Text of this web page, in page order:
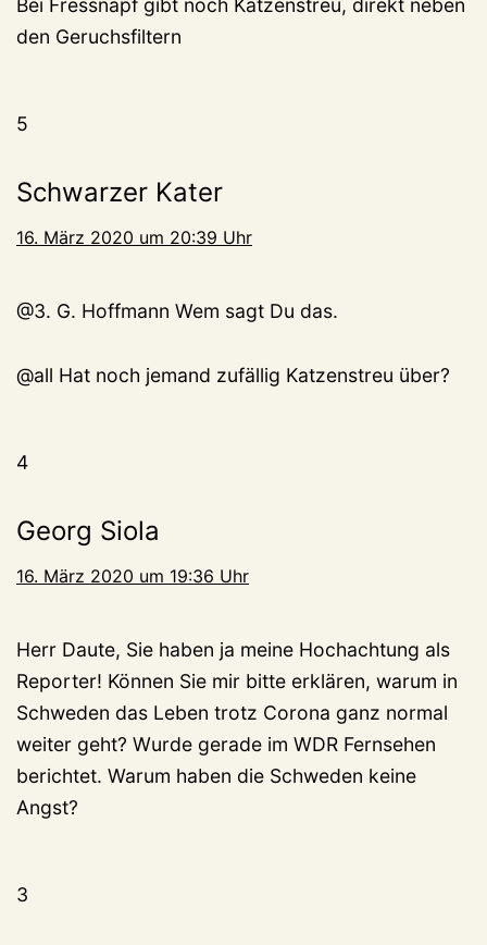
den Geruchsfiltern
5
Schwarzer Kater
16. März 2020 um 20:39 Uhr
@3. G. Hoffmann Wem sagt Du das.
@all Hat noch jemand zufällig Katzenstreu über?
4
Georg Siola
16. März 2020 um 19:36 Uhr
Herr Daute, Sie haben ja meine Hochachtung als
Reporter! Können Sie mir bitte erklären, warum in
Schweden das Leben trotz Corona ganz normal
weiter geht? Wurde gerade im WDR Fernsehen
berichtet. Warum haben die Schweden keine
Angst?
3